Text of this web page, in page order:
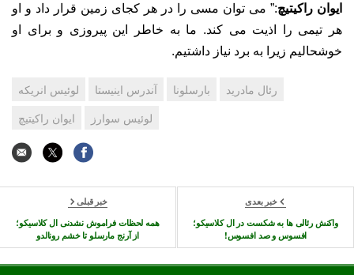
ایوان راکیتیچ:” می توان مسی را در هر کجای زمین قرار داد و او
هر تیمی را اذیت می کند. ما به خاطر این پیروزی و برای او
خوشحالیم زیرا به برد نیاز داشتیم.
رئال مادرید بارسلونا آندرس اینیستا
لوئیس انریکه
لوئیس سوارز
ایوان راکیتیچ
خبر بعدی
واکنش رئالی ها به شکست در ال کلاسیکو؛
افسوس و صد افسوس!
خبر قبلی
همه لحظات فراموش نشدنی ال کلاسیکو؛
از آرنج مارسلو تا خشم رونالدو